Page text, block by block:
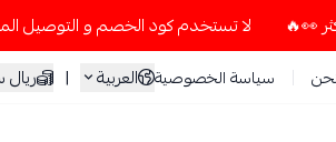
لا تستخدم كود الخصم و التوصيل المجاني " N7 " إلا إذا طلبت قطعتين أو أكثر 👀🔥
سياسة الخصوصية العربية |